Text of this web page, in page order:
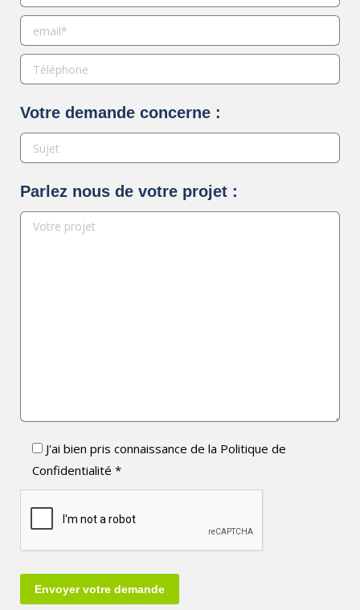
Votre demande concerne :
Parlez nous de votre projet :
J'ai bien pris connaissance de la Politique de
Confidentialité *